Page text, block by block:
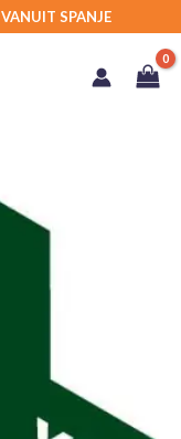
SPANJE